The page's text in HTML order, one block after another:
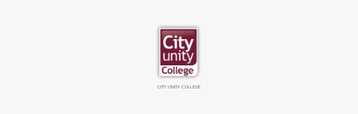
CITY UNITY COLLEGE